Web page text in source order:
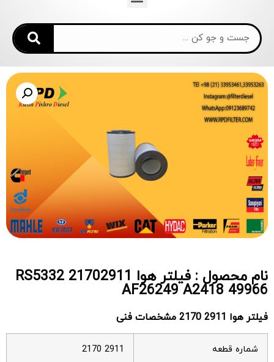
نام محصول : فیلتر هوا 21702911 RS5332
AF26249 A2418 49966
فیلتر هوا 2911 مشخصات فنی
شماره قطعه 2170 2911